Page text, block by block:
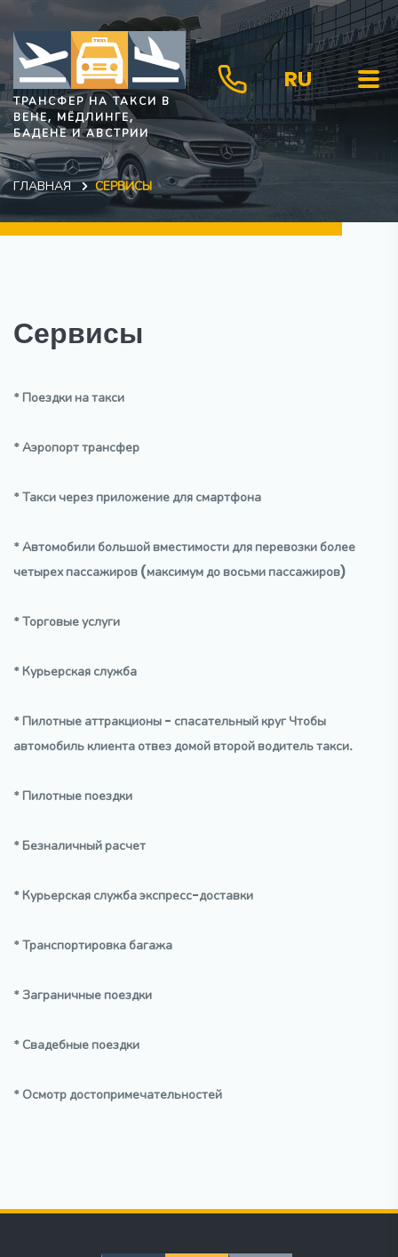
ТРАНСФЕР НА ТАКСИ В
ВЕНЕ, МЁДЛИНГЕ,
БАДЕНЕ И АВСТРИИ
RU
ГЛАВНАЯ СЕРВИСЫ
Сервисы
* Поездки на такси
* Аэропорт трансфер
* Такси через приложение для смартфона
* Автомобили большой вместимости для перевозки более
четырех пассажиров (максимум до восьми пассажиров)
* Торговые услуги
* Курьерская служба
* Пилотные аттракционы - спасательный круг Чтобы
автомобиль клиента отвез домой второй водитель такси.
* Пилотные поездки
* Безналичный расчет
* Курьерская служба экспресс-доставки
* Транспортировка багажа
* Заграничные поездки
* Свадебные поездки
* Осмотр достопримечательностей